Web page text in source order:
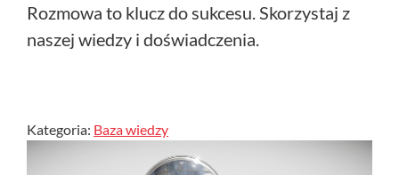
Rozmowa to klucz do sukcesu. Skorzystaj z
naszej wiedzy i doświadczenia.
Kategoria: Baza wiedzy